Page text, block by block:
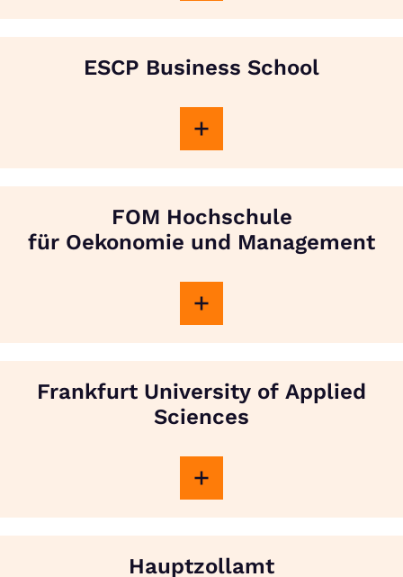
ESCP Business School
FOM Hochschule
für Oekonomie und Management
Frankfurt University of Applied
Sciences
Hauptzollamt